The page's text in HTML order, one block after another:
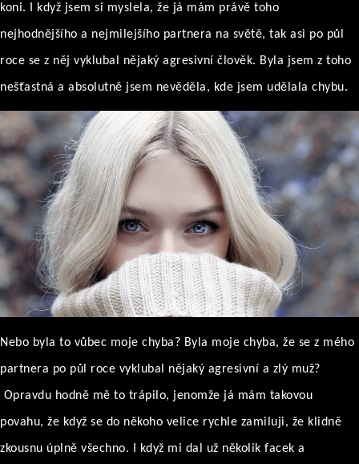
koni. I když jsem si myslela, že já mám právě toho
nejhodnějšího a nejmilejšího partnera na světě, tak asi po půl
roce se z něj vyklubal nějaký agresivní člověk. Byla jsem z toho
nešťastná a absolutně jsem nevěděla, kde jsem udělala chybu.
Nebo byla to vůbec moje chyba? Byla moje chyba, že se z mého
partnera po půl roce vyklubal nějaký agresivní a zlý muž?
Opravdu hodně mě to trápilo, jenomže já mám takovou
povahu, že když se do někoho velice rychle zamiluji, že klidně
zkousnu úplně všechno. I když mi dal už několik facek a